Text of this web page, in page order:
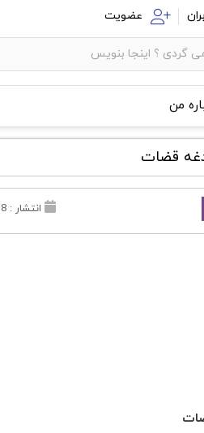
عضویت
من
قضات
انتشار : 1402/07/18